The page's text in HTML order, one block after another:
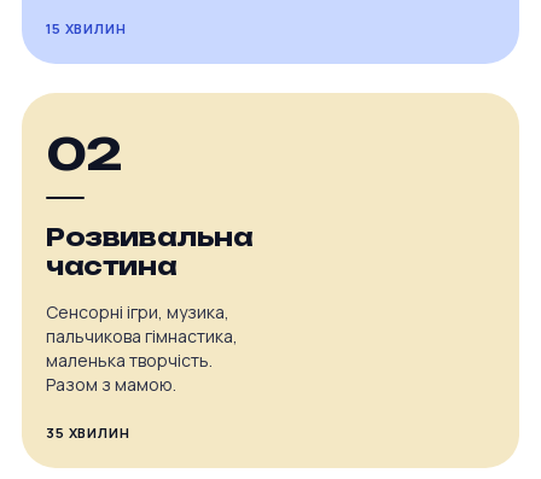
15 ХВИЛИН
02
Розвивальна
частина
Сенсорні ігри, музика,
пальчикова гімнастика,
маленька творчість.
Разом з мамою.
35 ХВИЛИН